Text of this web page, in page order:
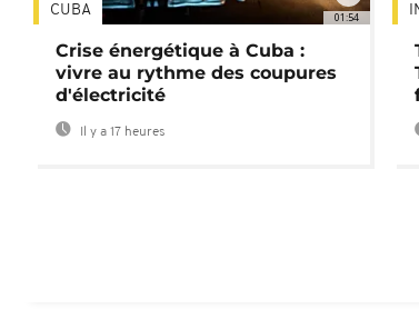
01:54
CUBA
Crise énergétique à Cuba :
vivre au rythme des coupures
d'électricité
Il y a 17 heures